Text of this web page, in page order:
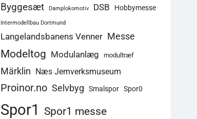
Byggesæt Damplokomotiv DSB Hobbymesse
Intermodellbau Dortmund
Langelandsbanens Venner Messe
Modeltog Modulanlæg modultræf
Märklin Næs Jernverksmuseum
Proinor.no Selvbyg Smalspor Spor0
Spor1 Spor1 messe